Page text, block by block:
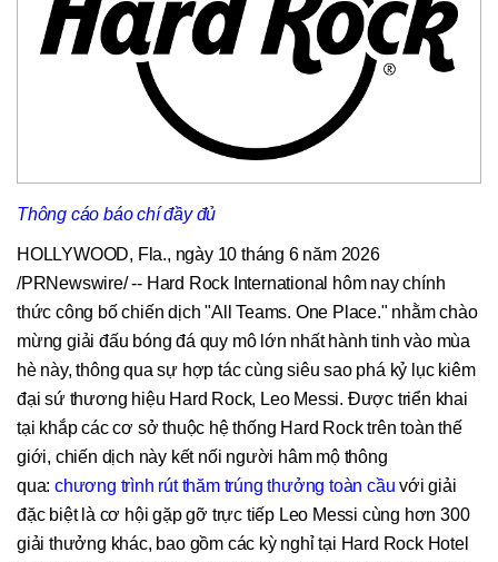
Thông cáo báo chí đầy đủ
HOLLYWOOD, Fla., ngày 10 tháng 6 năm 2026
/PRNewswire/ -- Hard Rock International hôm nay chính
thức công bố chiến dịch "All Teams. One Place." nhằm chào
mừng giải đấu bóng đá quy mô lớn nhất hành tinh vào mùa
hè này, thông qua sự hợp tác cùng siêu sao phá kỷ lục kiêm
đại sứ thương hiệu Hard Rock, Leo Messi. Được triển khai
tại khắp các cơ sở thuộc hệ thống Hard Rock trên toàn thế
giới, chiến dịch này kết nối người hâm mộ thông
qua: chương trình rút thăm trúng thưởng toàn cầu với giải
đặc biệt là cơ hội gặp gỡ trực tiếp Leo Messi cùng hơn 300
giải thưởng khác, bao gồm các kỳ nghỉ tại Hard Rock Hotel